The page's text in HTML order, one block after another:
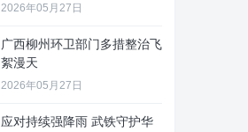
2026年05月27日
广西柳州环卫部门多措整治飞
絮漫天
2026年05月27日
应对持续强降雨 武铁守护华